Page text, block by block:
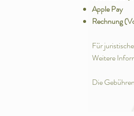
Apple Pay
Rechnung
Für
Weitere
Die